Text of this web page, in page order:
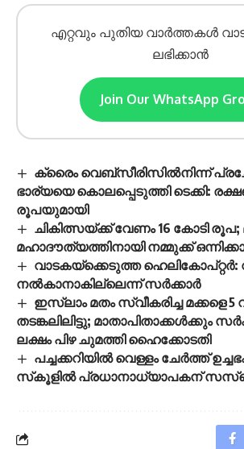
എറ്റവും പുതിയ വാർത്തകൾ
ലഭിക്കാൻ
Join Our WhatsApp
ക്രൈം വെബ്സീരിസിൽനിന്ന്
ഭാര്യയെ കൊലപ്പെടുത്തി ടെക്കി:
രൂപയുമായി
ചികിത്സയ്ക്ക് വേണം 16 കോടി രൂപ;
മഹാദൗത്യത്തിനായി നമ്മുക്ക്
വാടകയ്‌ക്കെടുത്ത ഹെലികോപ്റ്റർ:
നൽകാനാകില്ലെന്ന് സർക്കാർ
ഇസ്‍ലാം മതം സ്വീകരിച്ച മക്കളെ 5
തടങ്കലിലിട്ടു; മാതാപിതാക്കൾക്കും
ലക്ഷം പിഴ ചുമത്തി ഹൈക്കോടതി
പച്ചക്കറിയില്‍ വെള്ളം ചേര്‍ത്ത്
സ്‌കൂളില്‍ പ്രധാനാധ്യാപകന്